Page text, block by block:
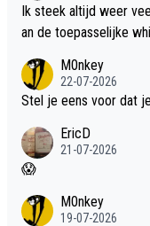
Ik steek altijd weer
an de toepasselijke
M0nkey
22-07-2026
Stel je eens voor dat
EricD
21-07-2026
😱
M0nkey
19-07-2026